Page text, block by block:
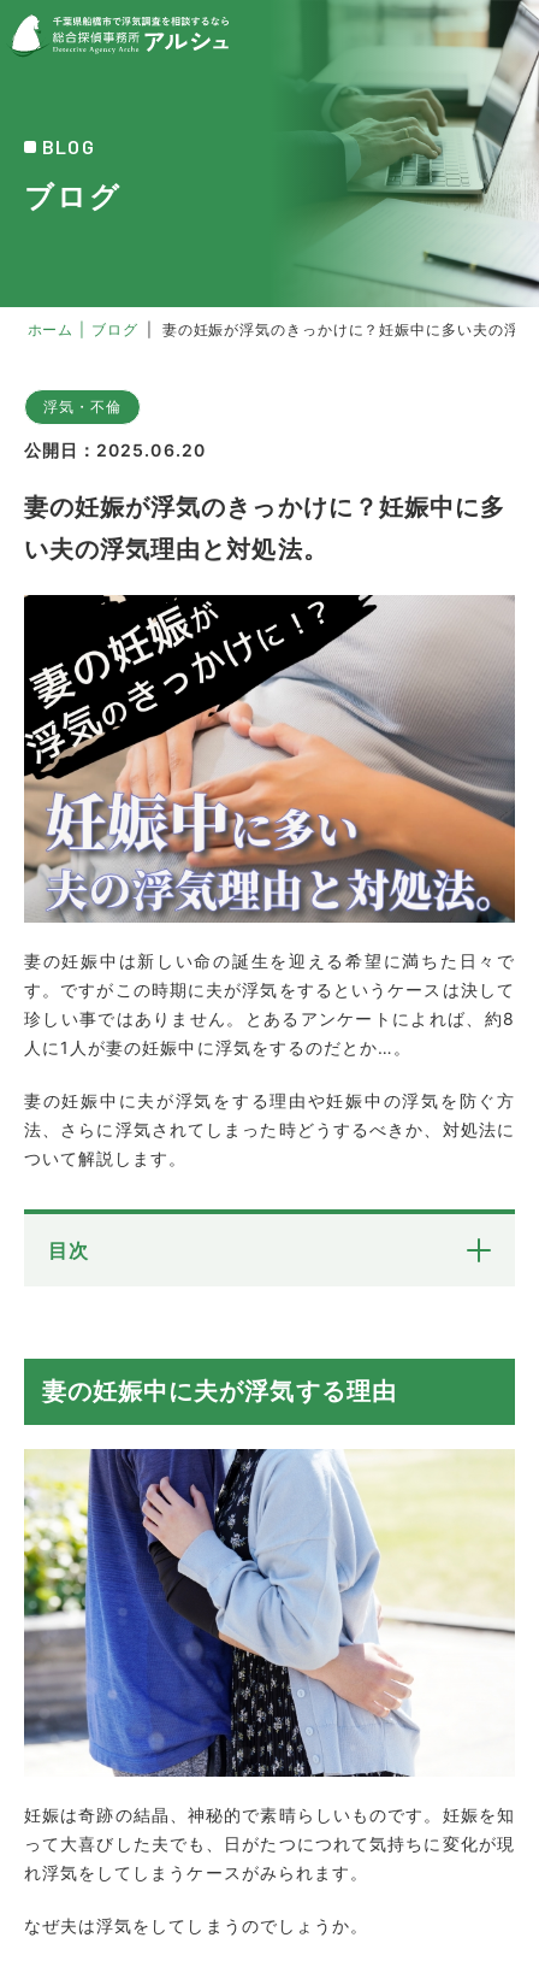
BLOG
ブログ
ホーム ブログ 妻の妊娠が浮気のきっかけに？妊娠中に多い夫の浮
浮気・不倫
公開日：2025.06.20
妻の妊娠が浮気のきっかけに？妊娠中に多
い夫の浮気理由と対処法。
妻の妊娠中は新しい命の誕生を迎える希望に満ちた日々で
す。ですがこの時期に夫が浮気をするというケースは決して
珍しい事ではありません。とあるアンケートによれば、約8
人に1人が妻の妊娠中に浮気をするのだとか…。
妻の妊娠中に夫が浮気をする理由や妊娠中の浮気を防ぐ方
法、さらに浮気されてしまった時どうするべきか、対処法に
ついて解説します。
目次
妻からの愛情が感じられなくなってしまっ
たから
父親になる重圧
里帰りなどで、妻の目が届かなくなる
妊娠中の浮気を防ぐ方法
性行為以外のスキンシップを取る
父親学級や定期健診に一緒に行く
将来設計について話す
子供が生まれる前にできることをしておく
妊娠中に浮気されたら・・・
浮気の事実を確かめる
よく話し合う
別れるか別れないかを考える
場合によっては離婚を検討する
まとめ
妻の妊娠中に夫が浮気する理由
妊娠は奇跡の結晶、神秘的で素晴らしいものです。妊娠を知
って大喜びした夫でも、日がたつにつれて気持ちに変化が現
れ浮気をしてしまうケースがみられます。
なぜ夫は浮気をしてしまうのでしょうか。